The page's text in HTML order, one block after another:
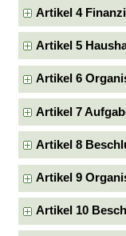
Artikel 4
Artikel 5
Artikel 6
Artikel 7
Artikel 8
Artikel 9
Artikel 10